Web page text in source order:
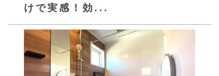
けで実感！効...